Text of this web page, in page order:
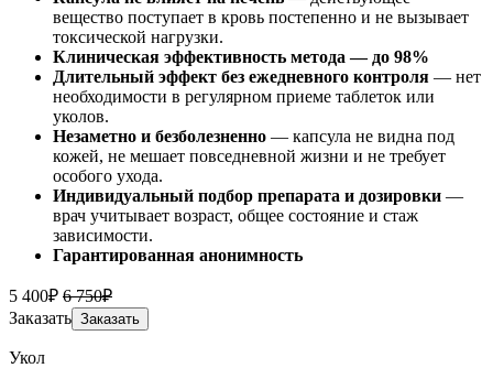
вещество поступает в кровь постепенно и не вызывает
токсической нагрузки.
Клиническая эффективность метода — до 98%
Длительный эффект без ежедневного контроля — нет
необходимости в регулярном приеме таблеток или
уколов.
Незаметно и безболезненно — капсула не видна под
кожей, не мешает повседневной жизни и не требует
особого ухода.
Индивидуальный подбор препарата и дозировки —
врач учитывает возраст, общее состояние и стаж
зависимости.
Гарантированная анонимность
5 400₽ 6 750₽
Заказать Заказать
Укол